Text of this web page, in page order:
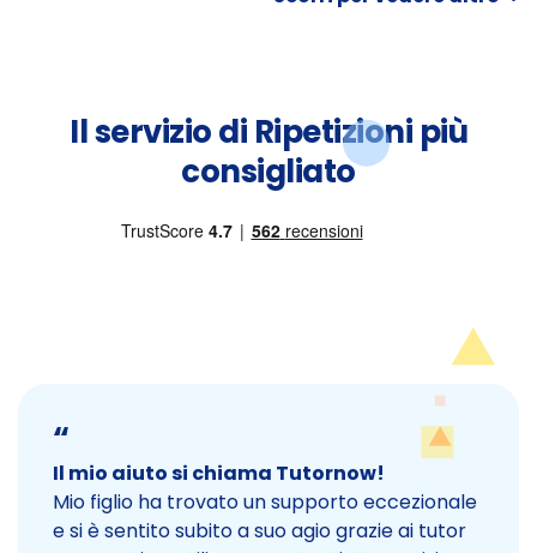
Il servizio di Ripetizioni più
consigliato
“
Il mio aiuto si chiama Tutornow!
Mio figlio ha trovato un supporto eccezionale
e si è sentito subito a suo agio grazie ai tutor